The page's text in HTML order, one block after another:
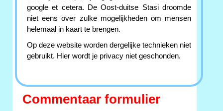
google et cetera. De Oost-duitse Stasi droomde
niet eens over zulke mogelijkheden om mensen
helemaal in kaart te brengen.
Op deze website worden dergelijke technieken niet
gebruikt. Hier wordt je privacy niet geschonden.
Commentaar formulier